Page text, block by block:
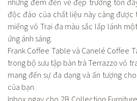
những đem đến vẻ đẹp trường tồn
độc đáo của chất liệu này càng được
miếng vỏ Trai đa màu sắc lấp lánh
ứng ánh sáng.
Frank Coffee Table và Canelé Coffee
trong bộ sưu tập bàn trà Terrazzo vỏ
mang đến sự đa dạng và ấn tượng
của bạn.